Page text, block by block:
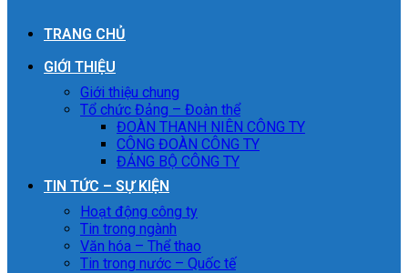
TRANG CHỦ
GIỚI THIỆU
Giới thiệu chung
Tổ chức Đảng – Đoàn thể
ĐOÀN THANH NIÊN CÔNG TY
CÔNG ĐOÀN CÔNG TY
ĐẢNG BỘ CÔNG TY
TIN TỨC – SỰ KIỆN
Hoạt động công ty
Tin trong ngành
Văn hóa – Thể thao
Tin trong nước – Quốc tế